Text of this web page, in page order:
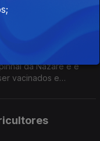
e gamos
da Nazaré e é
vacinados e